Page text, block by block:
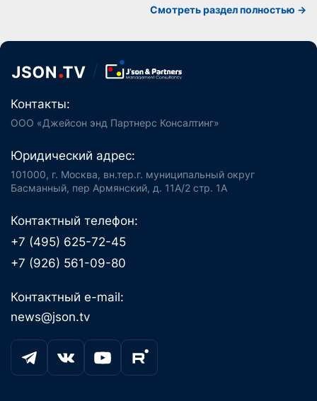
Смотреть раздел полностью ->
Контакты:
ООО «Джейсон энд Партнерс Консалтинг»
Юридический адрес:
101000, г. Москва, вн.тер.г. муниципальный округ
Басманный, пер Армянский, д. 11А/2 стр. 1А
Контактный телефон:
+7 (495) 625-72-45
+7 (926) 561-09-80
Контактный e-mail:
news@json.tv